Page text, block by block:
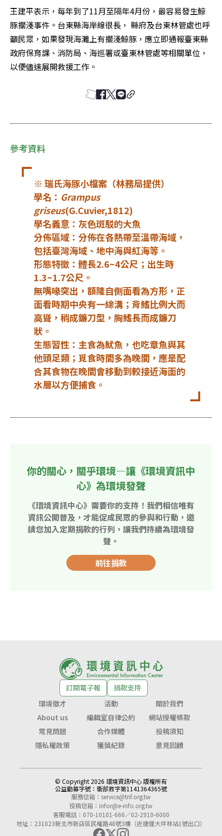
王建平表示，每年到了11月至隔年4月份，最容易發生鯨
豚擱淺事件。台東縣海岸線很長， 縣府及台東林管處也呼
籲民眾，如果發現海灘上有擱淺鯨豚，應立即通報臺東縣
政府保育課、消防局、海巡署或臺東林管處等相關單位，
以便儘速展開救援工作。
參考資料
※ 瑞氏海豚小檔案（林務局提供）
學名： Grampus
griseus(G.Cuvier,1812)
學名義意：灰色斑駁的大魚
分佈區域：分佈在各熱帶至溫帶海域，
包括臺灣海域、地中海與紅海等。
形態特徵：體長2.6~4公尺；出生時
1.3~1.7公尺。
無嘴喙突出，額隆自側面看為方形，正
面看時期中央有一綜溝；背鰭比例大而
高聳，稍成鐮刀型，胸鰭長而成鐮刀
狀。
生態習性：主食為魷魚，也吃章魚與其
他頭足類；覓食時間多為晚間，應是配
合其食物在晚間會移動到較接近海面的
水層以方便捕食。
你的關心，關乎環境—讓《環境資訊中
心》為環境發聲
《環境資訊中心》需要你的支持！我們相信唯有
資訊公開普及，才能促成民眾的參與和行動，邀
請您加入定期捐款的行列，讓我們持續為環境發
聲。
前往捐款
訂閱電子報
捐款支持
環境徵才
活動
關於我們
About us
編輯室自律公約
網站授權條款
常見問題
合作媒體
投稿須知
隱私權政策
獲獎紀錄 意見回饋
© Copyright 2026 環境資訊中心 版權所有
公益勸募字號： 衛部救字第1141364365號
服務信箱： service@tnf.org.tw
投稿信箱： infor@e-info.org.tw
客服電話：070-10101-666／02-2910-6000
地址：231023新北市新店區民權路48號3樓（近捷運大坪林站1號出口）